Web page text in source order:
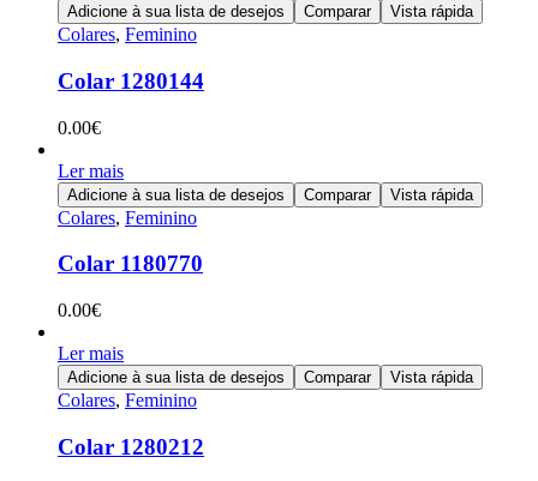
Adicione à sua lista de desejos Comparar Vista rápida
Colares, Feminino
Colar 1280144
0.00€
Ler mais
Adicione à sua lista de desejos Comparar Vista rápida
Colares, Feminino
Colar 1180770
0.00€
Ler mais
Adicione à sua lista de desejos Comparar Vista rápida
Colares, Feminino
Colar 1280212